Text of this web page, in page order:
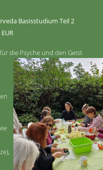
Basisstudium Teil 2
die Psyche und den Geist